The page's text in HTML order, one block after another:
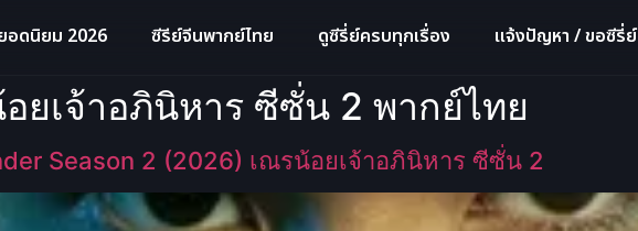
อดนิยม 2026 ซีรีย์จีนพากย์ไทย ดูซีรี่ย์ครบทุกเรื่อง แจ้งปัญหา / ขอซีรี่ย์
ยเจ้าอภินิหาร ซีซั่น 2 พากย์ไทย
Season 2 (2026) เณรน้อยเจ้าอภินิหาร ซีซั่น 2